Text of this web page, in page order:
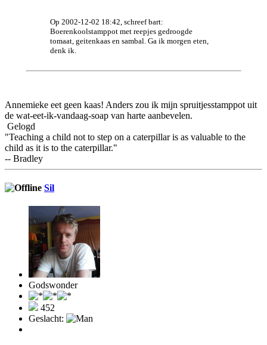
Op 2002-12-02 18:42, schreef bart:
Boerenkoolstamppot met reepjes gedroogde
tomaat, geitenkaas en sambal. Ga ik morgen eten,
denk ik.
Annemieke eet geen kaas! Anders zou ik mijn spruitjesstamppot uit
de wat-eet-ik-vandaag-soap van harte aanbevelen.
Gelogd
"Teaching a child not to step on a caterpillar is as valuable to the
child as it is to the caterpillar."
-- Bradley
Sil
Godswonder
452
Geslacht: